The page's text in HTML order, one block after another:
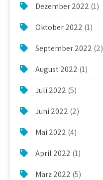
Dezember 2022 (1)
Oktober 2022 (1)
September 2022 (2)
August 2022 (1)
Juli 2022 (5)
Juni 2022 (2)
Mai 2022 (4)
April 2022 (1)
März 2022 (5)